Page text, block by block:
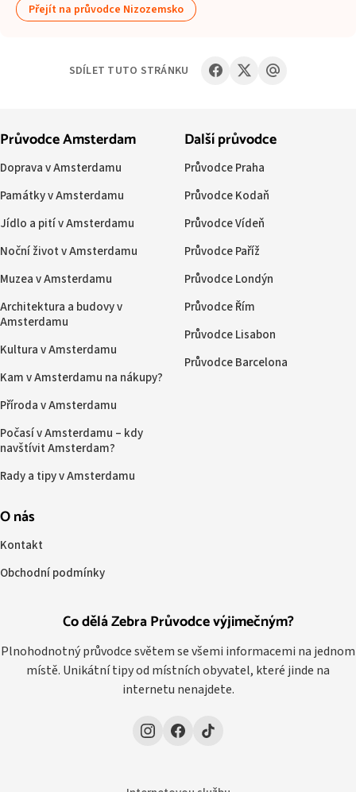
Přejít na průvodce Nizozemsko
SDÍLET TUTO STRÁNKU
Co dělá Zebra Průvodce výjimečným?
Plnohodnotný průvodce světem se všemi informacemi na jednom
místě. Unikátní tipy od místních obyvatel, které jinde na
internetu nenajdete.
Průvodce Amsterdam
Doprava v Amsterdamu
Památky v Amsterdamu
Jídlo a pití v Amsterdamu
Noční život v Amsterdamu
Muzea v Amsterdamu
Architektura a budovy v
Amsterdamu
Kultura v Amsterdamu
Kam v Amsterdamu na nákupy?
Příroda v Amsterdamu
Počasí v Amsterdamu – kdy
navštívit Amsterdam?
Rady a tipy v Amsterdamu
Další průvodce
Průvodce Praha
Průvodce Kodaň
Průvodce Vídeň
Průvodce Paříž
Průvodce Londýn
Průvodce Řím
Průvodce Lisabon
Průvodce Barcelona
O nás
Kontakt
Obchodní podmínky